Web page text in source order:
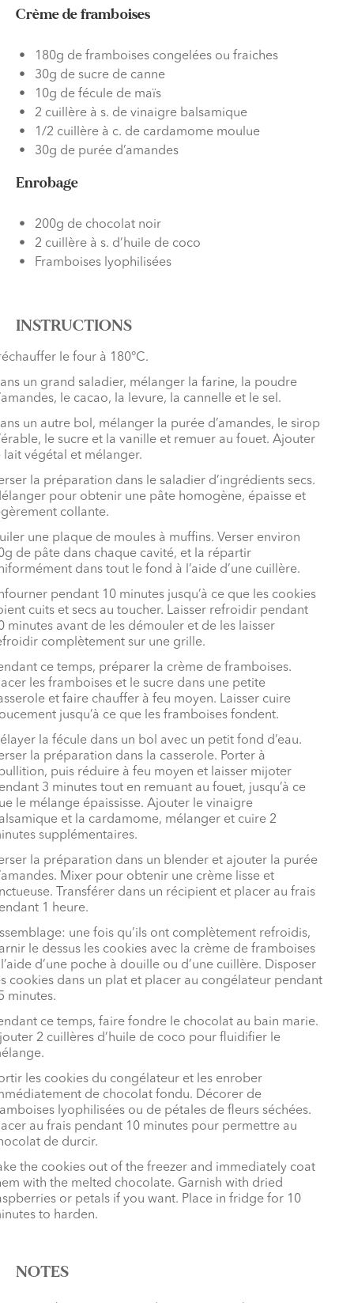
Crème de framboises
180g de framboises congelées ou fraiches
30g de sucre de canne
10g de fécule de maïs
2 cuillère à s. de vinaigre balsamique
1/2 cuillère à c. de cardamome moulue
30g de purée d’amandes
Enrobage
200g de chocolat noir
2 cuillère à s. d’huile de coco
Framboises lyophilisées
INSTRUCTIONS
le four à 180°C.
un grand saladier, mélanger la farine, la poudre
le cacao, la levure, la cannelle et le sel.
un autre bol, mélanger la purée d’amandes, le sirop
le sucre et la vanille et remuer au fouet. Ajouter
lait végétal et mélanger.
la préparation dans le saladier d’ingrédients secs.
pour obtenir une pâte homogène, épaisse et
collante.
une plaque de moules à muffins. Verser environ
de pâte dans chaque cavité, et la répartir
dans tout le fond à l’aide d’une cuillère.
pendant 10 minutes jusqu’à ce que les cookies
cuits et secs au toucher. Laisser refroidir pendant
minutes avant de les démouler et de les laisser
complètement sur une grille.
ce temps, préparer la crème de framboises.
les framboises et le sucre dans une petite
et faire chauffer à feu moyen. Laisser cuire
jusqu’à ce que les framboises fondent.
la fécule dans un bol avec un petit fond d’eau.
la préparation dans la casserole. Porter à
puis réduire à feu moyen et laisser mijoter
3 minutes tout en remuant au fouet, jusqu’à ce
le mélange épaississe. Ajouter le vinaigre
et la cardamome, mélanger et cuire 2
supplémentaires.
la préparation dans un blender et ajouter la purée
Mixer pour obtenir une crème lisse et
Transférer dans un récipient et placer au frais
1 heure.
une fois qu’ils ont complètement refroidis,
le dessus les cookies avec la crème de framboises
d’une poche à douille ou d’une cuillère. Disposer
cookies dans un plat et placer au congélateur pendant
minutes.
ce temps, faire fondre le chocolat au bain marie.
2 cuillères d’huile de coco pour fluidifier le
les cookies du congélateur et les enrober
de chocolat fondu. Décorer de
lyophilisées ou de pétales de fleurs séchées.
au frais pendant 10 minutes pour permettre au
de durcir.
the cookies out of the freezer and immediately coat
with the melted chocolate. Garnish with dried
or petals if you want. Place in fridge for 10
to harden.
NOTES